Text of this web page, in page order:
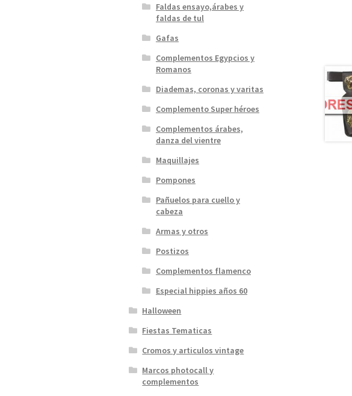
Faldas ensayo,árabes y
faldas de tul
Gafas
Complementos Egypcios y
Romanos
Diademas, coronas y varitas
Complemento Super héroes
Complementos árabes,
danza del vientre
Maquillajes
Pompones
Pañuelos para cuello y
cabeza
Armas y otros
Postizos
Complementos flamenco
Especial hippies años 60
Halloween
Fiestas Tematicas
Cromos y articulos vintage
Marcos photocall y
complementos